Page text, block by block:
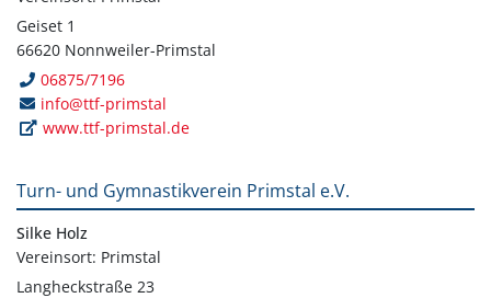
Geiset 1
66620 Nonnweiler-Primstal
06875/7196
info@ttf-primstal
www.ttf-primstal.de
Turn- und Gymnastikverein Primstal e.V.
Silke Holz
Vereinsort: Primstal
Langheckstraße 23